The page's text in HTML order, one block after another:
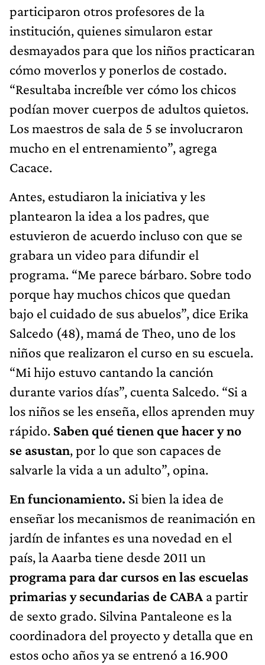
participaron otros profesores de la
institución, quienes simularon estar
desmayados para que los niños practicaran
cómo moverlos y ponerlos de costado.
“Resultaba increíble ver cómo los chicos
podían mover cuerpos de adultos quietos.
Los maestros de sala de 5 se involucraron
mucho en el entrenamiento”, agrega
Cacace.
Antes, estudiaron la iniciativa y les
plantearon la idea a los padres, que
estuvieron de acuerdo incluso con que se
grabara un video para difundir el
programa. “Me parece bárbaro. Sobre todo
porque hay muchos chicos que quedan
bajo el cuidado de sus abuelos”, dice Erika
Salcedo (48), mamá de Theo, uno de los
niños que realizaron el curso en su escuela.
“Mi hijo estuvo cantando la canción
durante varios días”, cuenta Salcedo. “Si a
los niños se les enseña, ellos aprenden muy
rápido. Saben qué tienen que hacer y no
se asustan, por lo que son capaces de
salvarle la vida a un adulto”, opina.
En funcionamiento. Si bien la idea de
enseñar los mecanismos de reanimación en
jardín de infantes es una novedad en el
país, la Aaarba tiene desde 2011 un
programa para dar cursos en las escuelas
primarias y secundarias de CABA a partir
de sexto grado. Silvina Pantaleone es la
coordinadora del proyecto y detalla que en
estos ocho años ya se entrenó a 16.900